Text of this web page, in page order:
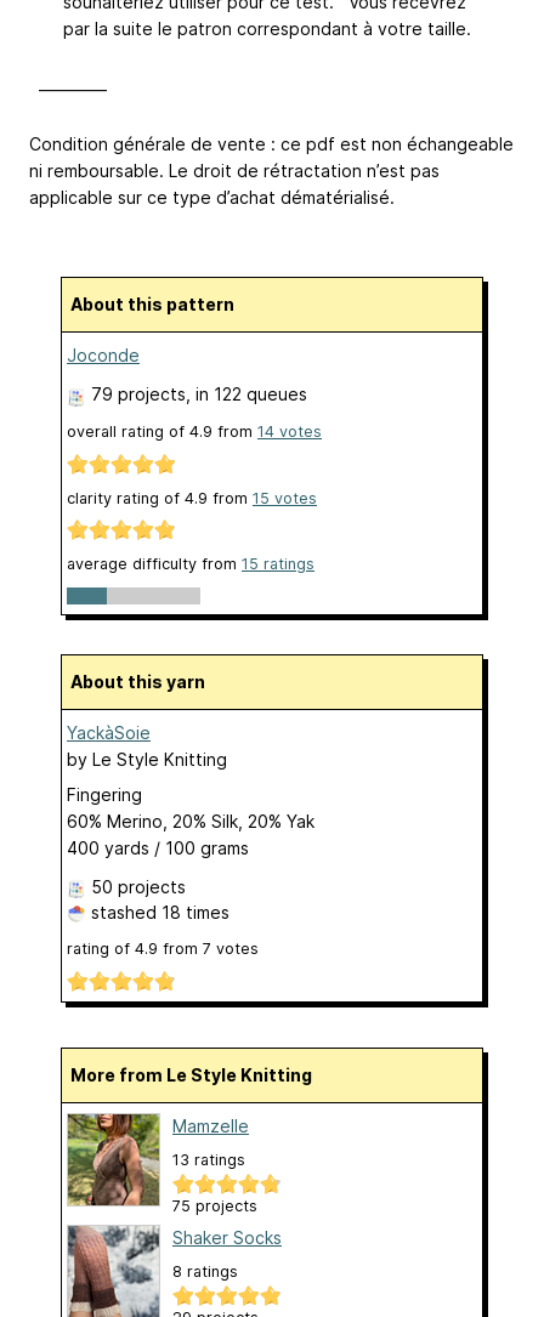
par la suite le patron correspondant à votre taille.
————
Condition générale de vente : ce pdf est non échangeable
ni remboursable. Le droit de rétractation n’est pas
applicable sur ce type d’achat dématérialisé.
About this pattern
Joconde
79 projects , in 122 queues
overall rating of 4.9 from 14 votes
clarity rating of 4.9 from 15 votes
average difficulty from 15 ratings
About this yarn
YackàSoie
by Le Style Knitting
Fingering
60% Merino, 20% Silk, 20% Yak
400 yards / 100 grams
50 projects
stashed 18 times
rating of 4.9 from 7 votes
More from Le Style Knitting
Mamzelle
13 ratings
75 projects
Shaker Socks
8 ratings